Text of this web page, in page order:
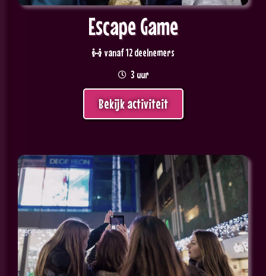
Escape Game
vanaf 12 deelnemers
3 uur
Bekijk activiteit